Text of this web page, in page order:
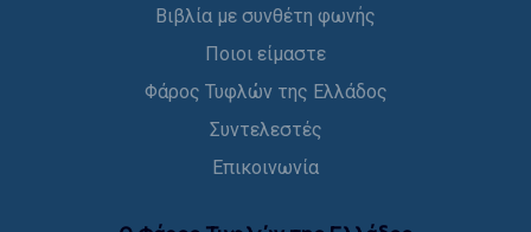
Βιβλία με συνθέτη φωνής
Ποιοι είμαστε
Φάρος Τυφλών της Ελλάδος
Συντελεστές
Επικοινωνία